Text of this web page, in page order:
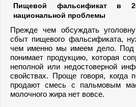
Пищевой фальсификат в
национальной проблемы
Прежде чем обсуждать
сбыт пищевого фальсификата,
чем именно мы имеем дело. Под
понимает продукцию, которая
неполной или недостоверной
свойствах. Проще говоря, когда
продают смесь с пальмовым
молочного жира нет вовсе.